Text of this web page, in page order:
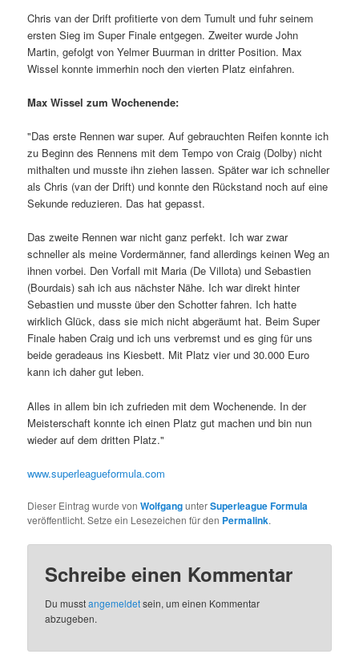
Chris van der Drift profitierte von dem Tumult und fuhr seinem
ersten Sieg im Super Finale entgegen. Zweiter wurde John
Martin, gefolgt von Yelmer Buurman in dritter Position. Max
Wissel konnte immerhin noch den vierten Platz einfahren.
Max Wissel zum Wochenende:
"Das erste Rennen war super. Auf gebrauchten Reifen konnte ich
zu Beginn des Rennens mit dem Tempo von Craig (Dolby) nicht
mithalten und musste ihn ziehen lassen. Später war ich schneller
als Chris (van der Drift) und konnte den Rückstand noch auf eine
Sekunde reduzieren. Das hat gepasst.
Das zweite Rennen war nicht ganz perfekt. Ich war zwar
schneller als meine Vordermänner, fand allerdings keinen Weg an
ihnen vorbei. Den Vorfall mit Maria (De Villota) und Sebastien
(Bourdais) sah ich aus nächster Nähe. Ich war direkt hinter
Sebastien und musste über den Schotter fahren. Ich hatte
wirklich Glück, dass sie mich nicht abgeräumt hat. Beim Super
Finale haben Craig und ich uns verbremst und es ging für uns
beide geradeaus ins Kiesbett. Mit Platz vier und 30.000 Euro
kann ich daher gut leben.
Alles in allem bin ich zufrieden mit dem Wochenende. In der
Meisterschaft konnte ich einen Platz gut machen und bin nun
wieder auf dem dritten Platz."
www.superleagueformula.com
Dieser Eintrag wurde vonWolfgangunterSuperleague Formula
veröffentlicht. Setze ein Lesezeichen für den Permalink.
Schreibe einen Kommentar
Du musstangemeldetsein, um einen Kommentar
abzugeben.